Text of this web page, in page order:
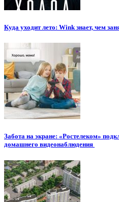
Куда уходит лето: Wink знает, чем
Забота на экране: «Ростелеком»
домашнего видеонаблюдения